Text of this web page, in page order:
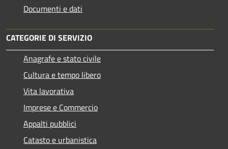
Documenti e dati
CATEGORIE DI SERVIZIO
Anagrafe e stato civile
Cultura e tempo libero
Vita lavorativa
Imprese e Commercio
Appalti pubblici
Catasto e urbanistica